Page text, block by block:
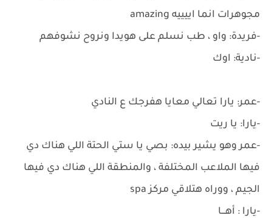
مجوهرات انما اييييه amazing
-فريدة: واو ، طب نسلم على هويدا ونروح نشوفهم
-نادية: اوك
-عمر: يارا تعالي معايا هفرجك ع النادي
-يارا: يا ريت
-عمر وهو يشير بيده: بصي يا ستي الحتة اللي هناك دي
فيها الملاعب المختلفة ، والمنطقة اللي هناك دي فيها
الجيم ، ووراه هتلاقي مركز spa
-يارا : أهـــا